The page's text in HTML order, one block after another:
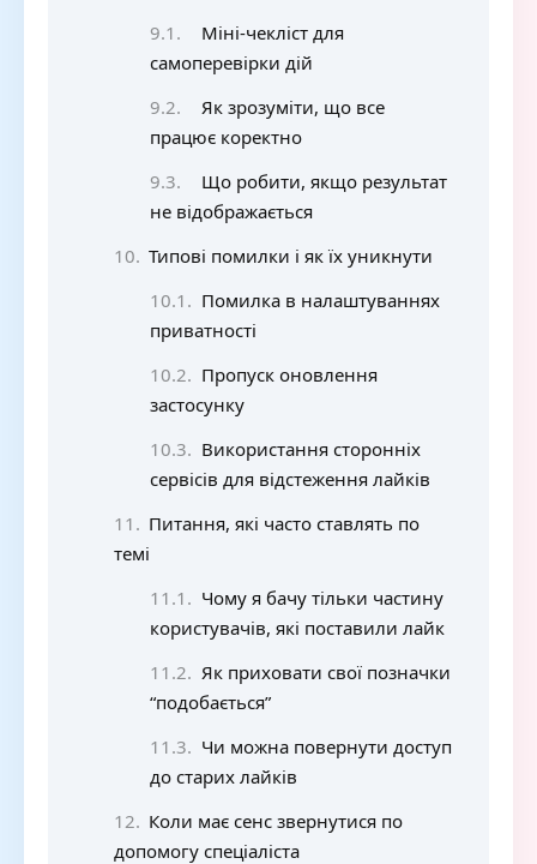
Міні-чекліст для
самоперевірки дій
Як зрозуміти, що все
працює коректно
Що робити, якщо результат
не відображається
Типові помилки і як їх уникнути
Помилка в налаштуваннях
приватності
Пропуск оновлення
застосунку
Використання сторонніх
сервісів для відстеження лайків
Питання, які часто ставлять по
темі
Чому я бачу тільки частину
користувачів, які поставили лайк
Як приховати свої позначки
“подобається”
Чи можна повернути доступ
до старих лайків
Коли має сенс звернутися по
допомогу спеціаліста